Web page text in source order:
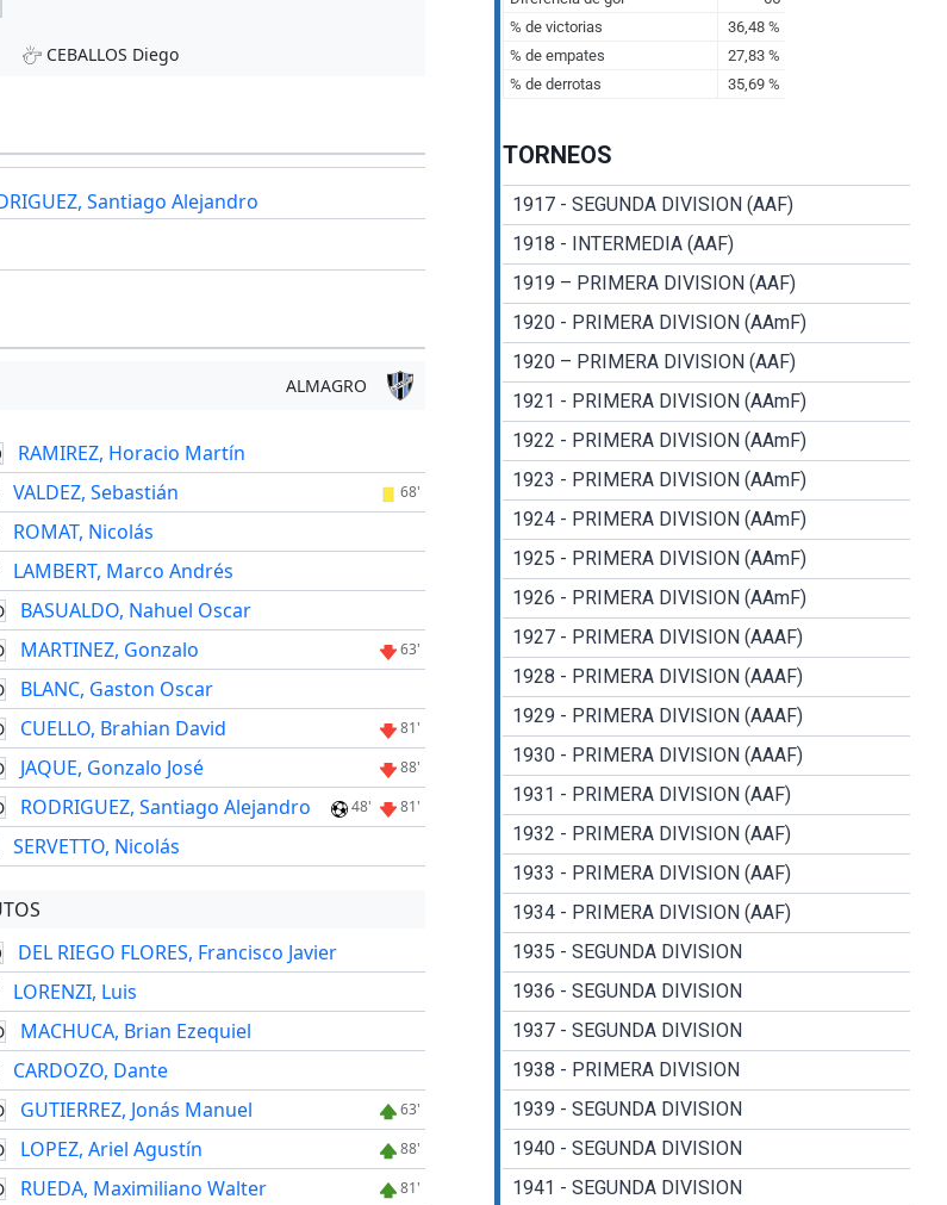
CEBALLOS Diego
Santiago Alejandro
ALMAGRO
RAMIREZ, Horacio Martín
VALDEZ, Sebastián 68'
ROMAT, Nicolás
LAMBERT, Marco Andrés
BASUALDO, Nahuel Oscar
MARTINEZ, Gonzalo 63'
BLANC, Gaston Oscar
CUELLO, Brahian David 81'
JAQUE, Gonzalo José 88'
RODRIGUEZ, Santiago Alejandro 48' 81'
SERVETTO, Nicolás
DEL RIEGO FLORES, Francisco Javier
LORENZI, Luis
MACHUCA, Brian Ezequiel
CARDOZO, Dante
GUTIERREZ, Jonás Manuel 63'
LOPEZ, Ariel Agustín 88'
RUEDA, Maximiliano Walter 81'
TORNEOS
1917 - SEGUNDA DIVISION (AAF)
1918 - INTERMEDIA (AAF)
1919 – PRIMERA DIVISION (AAF)
1920 - PRIMERA DIVISION (AAmF)
1920 – PRIMERA DIVISION (AAF)
1921 - PRIMERA DIVISION (AAmF)
1922 - PRIMERA DIVISION (AAmF)
1923 - PRIMERA DIVISION (AAmF)
1924 - PRIMERA DIVISION (AAmF)
1925 - PRIMERA DIVISION (AAmF)
1926 - PRIMERA DIVISION (AAmF)
1927 - PRIMERA DIVISION (AAAF)
1928 - PRIMERA DIVISION (AAAF)
1929 - PRIMERA DIVISION (AAAF)
1930 - PRIMERA DIVISION (AAAF)
1931 - PRIMERA DIVISION (AAF)
1932 - PRIMERA DIVISION (AAF)
1933 - PRIMERA DIVISION (AAF)
1934 - PRIMERA DIVISION (AAF)
1935 - SEGUNDA DIVISION
1936 - SEGUNDA DIVISION
1937 - SEGUNDA DIVISION
1938 - PRIMERA DIVISION
1939 - SEGUNDA DIVISION
1940 - SEGUNDA DIVISION
1941 - SEGUNDA DIVISION